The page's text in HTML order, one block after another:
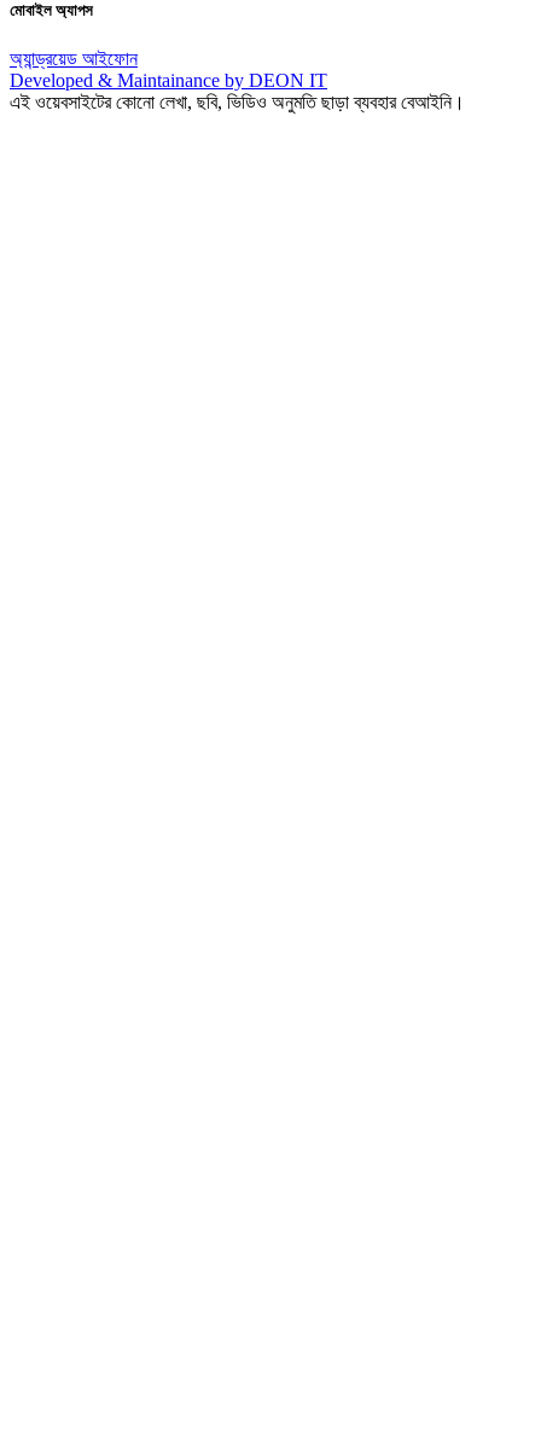
মোবাইল অ্যাপস
অ্যান্ড্রয়েড আইফোন
Developed & Maintainance by DEON IT
এই ওয়েবসাইটের কোনো লেখা, ছবি, ভিডিও অনুমতি ছাড়া ব্যবহার বেআইনি।